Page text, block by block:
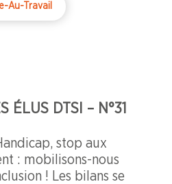
Au-Travail
ÉLUS DTSI – N°31
stop aux
: mobilisons-nous
! Les bilans se